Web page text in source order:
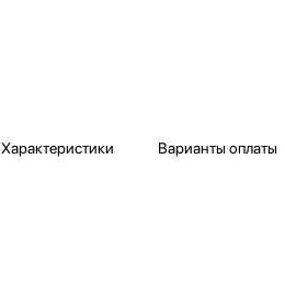
Характеристики Варианты оплаты